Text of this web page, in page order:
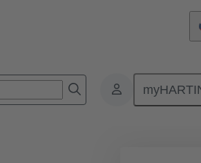
Kryty Pro velmi náročná